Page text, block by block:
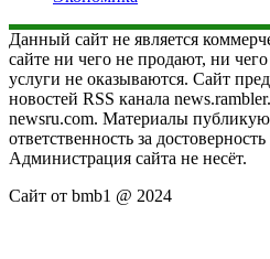
Данный сайт не является
сайте ни чего не продают, ни
услуги не оказываются. Сайт
новостей RSS канала
newsru.com. Материалы
ответственность за
Администрация сайта не несёт.
Сайт от bmb1 @ 2024